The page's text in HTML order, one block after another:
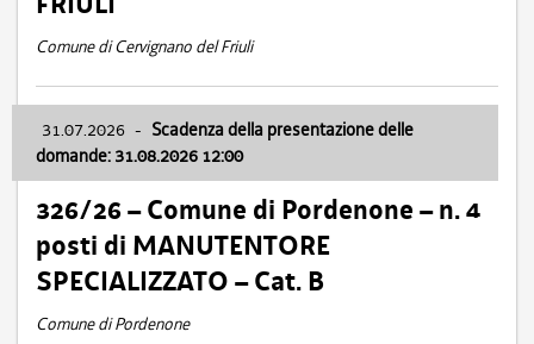
Comune di Cervignano del Friuli
31.07.2026 - Scadenza della presentazione delle
domande: 31.08.2026 12:00
326/26 – Comune di Pordenone – n. 4
posti di MANUTENTORE
SPECIALIZZATO – Cat. B
Comune di Pordenone